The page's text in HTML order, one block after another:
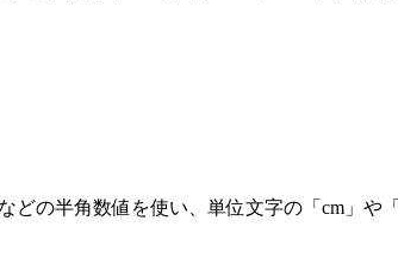
どの半角数値を使い、単位文字の「cm」や